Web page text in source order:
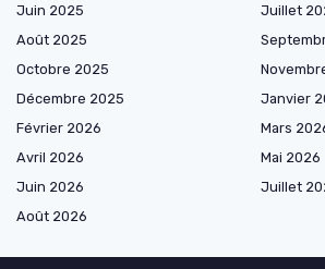
Juin 2025
Juillet
Août 2025
Octobre 2025
Décembre 2025
Janvier
Février 2026
Mars
Avril 2026
Mai 2026
Juin 2026
Juillet
Août 2026